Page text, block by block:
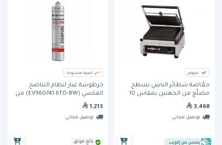
متوفر
حمَّاصة شطائر البانيني بسطح
مضلَّع من الجهتين بمقاس 10
بوصة (GECID3AO) من كرامبوز
3,468
توصيل مجاني
يشحن من إكويب
كمية محدودة
خرطوشة غيار لنظام التناضح
العكسي (EV960741 6TO-BW) من
إيفربيور
1,213
توصيل مجاني
بائع موثق